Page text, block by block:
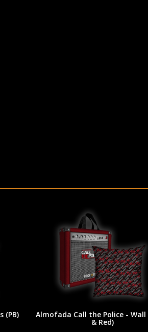
(PB) Almofada Call the Police - Wall
& Red)